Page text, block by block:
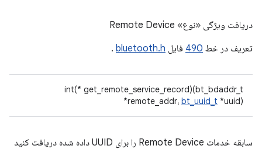
دریافت ویژگی «نوع» Remote Device
تعریف در خط 490 فایل bluetooth.h
.
int(* get_remote_service_record)(bt_bdaddr_t
*remote_addr، bt_uuid_t *uuid)
سابقه خدمات Remote Device را برای UUID داده شده دریافت کنید